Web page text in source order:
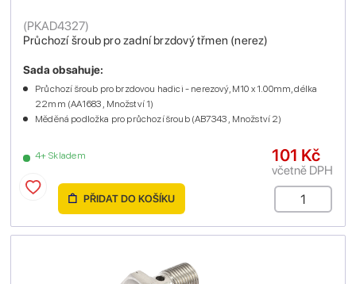
Průchozí šroub pro zadní brzdový třmen (nerez)
(PKAD4327)
4+ Skladem
Sada obsahuje:
Průchozí šroub pro brzdovou hadici - nerezový, M10 x 1.00mm, délka
22mm (AA1683 , Množství 1)
Měděná podložka pro průchozí šroub (AB7343 , Množství 2)
101 Kč
včetně DPH
PŘIDAT DO KOŠÍKU